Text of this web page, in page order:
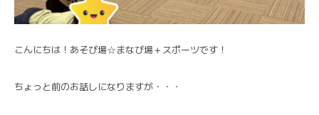
こんにちは！あそび場☆まなび場＋スポーツです！
ちょっと前のお話しになりますが・・・